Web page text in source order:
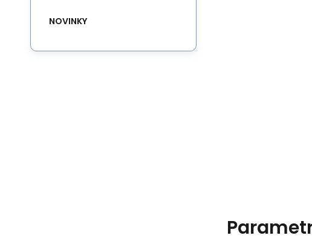
NOVINKY